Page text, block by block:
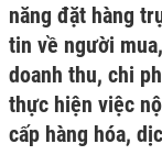
năng đặt hàng
tin về người
doanh thu, chi
thực hiện việc
cấp hàng hóa,